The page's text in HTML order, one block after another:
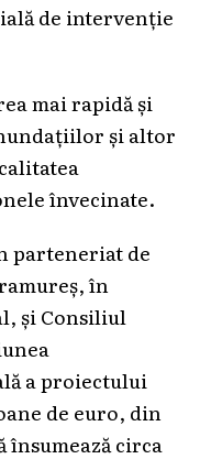
de intervenție
mai rapidă și
și altor
învecinate.
parteneriat de
în
și Consiliul
a proiectului
de euro, din
însumează circa